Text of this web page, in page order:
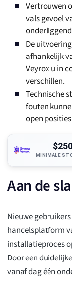
Vertrouwen
vals gevoel
De
afhankelijk
Veyrox u in
verschillen.
Technische
fouten
open
$250
MINIMALE
Aan de
Nieuwe
handelsplatform
installatieproces
Door een
vanaf dag één